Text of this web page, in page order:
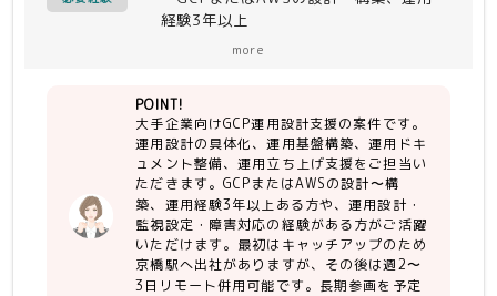
経験3年以上
・Linux、NWの基礎知識
more
POINT!
大手企業向けGCP運用設計支援の案件です。
運用設計の具体化、運用基盤構築、運用ドキ
ュメント整備、運用立ち上げ支援をご担当い
ただきます。GCPまたはAWSの設計〜構
築、運用経験3年以上ある方や、運用設計・
監視設定・障害対応の経験がある方がご活躍
いただけます。最初はキャッチアップのため
京橋駅へ出社がありますが、その後は週2〜
3日リモート併用可能です。長期参画を予定